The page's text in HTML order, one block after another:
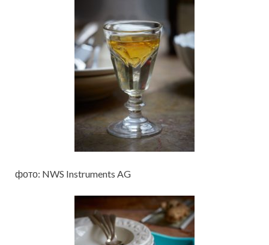
фото: NWS Instruments AG